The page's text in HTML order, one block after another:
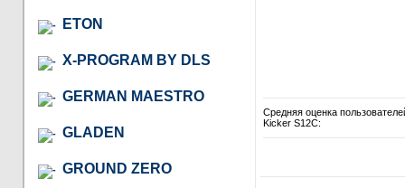
ETON
X-PROGRAM BY DLS
GERMAN MAESTRO
GLADEN
GROUND ZERO
Средняя оценка
Kicker S12C: